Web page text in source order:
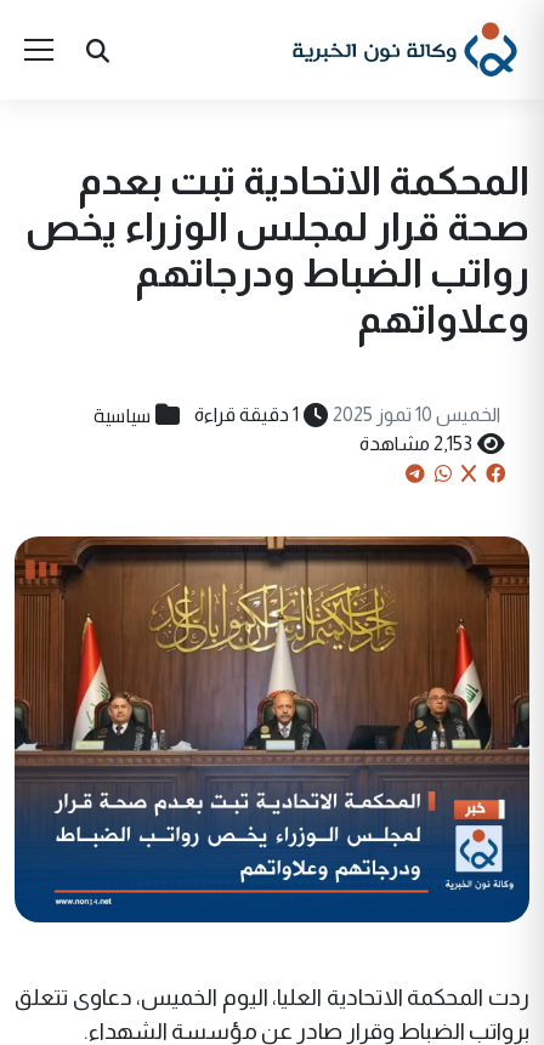
المحكمة الاتحادية تبت بعدم
صحة قرار لمجلس الوزراء يخص
رواتب الضباط ودرجاتهم
وعلاواتهم
الخميس 10 تموز 2025 1 دقيقة قراءة سياسية
2,153 مشاهدة
ردت المحكمة الاتحادية العليا، اليوم الخميس، دعاوى تتعلق
برواتب الضباط وقرار صادر عن مؤسسة الشهداء.